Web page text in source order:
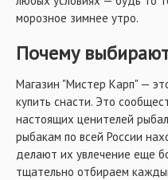
морозное зимнее утро.
Почему
Магазин "Мистер Карп" —
купить снасти. Это
настоящих ценителей
рыбакам по всей России
делают их увлечение еще
тщательно отбираем